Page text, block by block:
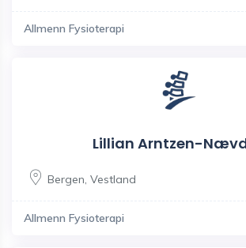
Allmenn Fysioterapi
Lillian Arntzen-
Bergen Vestland
Allmenn Fysioterapi